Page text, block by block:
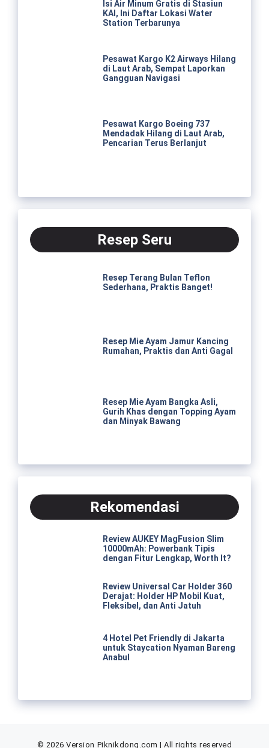
Isi Air Minum Gratis di Stasiun
KAI, Ini Daftar Lokasi Water
Station Terbarunya
Pesawat Kargo K2 Airways Hilang
di Laut Arab, Sempat Laporkan
Gangguan Navigasi
Pesawat Kargo Boeing 737
Mendadak Hilang di Laut Arab,
Pencarian Terus Berlanjut
Resep Seru
Resep Terang Bulan Teflon
Sederhana, Praktis Banget!
Resep Mie Ayam Jamur Kancing
Rumahan, Praktis dan Anti Gagal
Resep Mie Ayam Bangka Asli,
Gurih Khas dengan Topping Ayam
dan Minyak Bawang
Rekomendasi
Review AUKEY MagFusion Slim
10000mAh: Powerbank Tipis
dengan Fitur Lengkap, Worth It?
Review Universal Car Holder 360
Derajat: Holder HP Mobil Kuat,
Fleksibel, dan Anti Jatuh
4 Hotel Pet Friendly di Jakarta
untuk Staycation Nyaman Bareng
Anabul
© 2026 Version Piknikdong.com | All rights reserved